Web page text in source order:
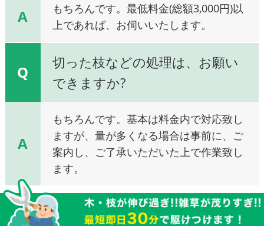
A
もちろんです。最低料金(総額3,000円)以
上であれば、お伺いいたします。
Q
切った枝などの処理は、お願い
できますか?
A
もちろんです。基本は料金内で対応致し
ますが、量が多くなる場合は事前に、ご
案内し、ご了承いただいた上で作業致し
ます。